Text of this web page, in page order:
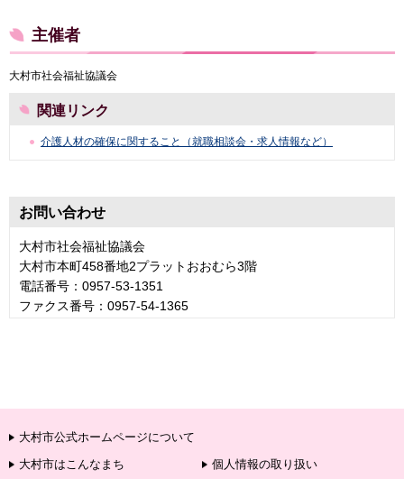
主催者
大村市社会福祉協議会
関連リンク
介護人材の確保に関すること（就職相談会・求人情報など）
お問い合わせ
大村市社会福祉協議会
大村市本町458番地2プラットおおむら3階
電話番号：0957-53-1351
ファクス番号：0957-54-1365
大村市公式ホームページについて
大村市はこんなまち
個人情報の取り扱い